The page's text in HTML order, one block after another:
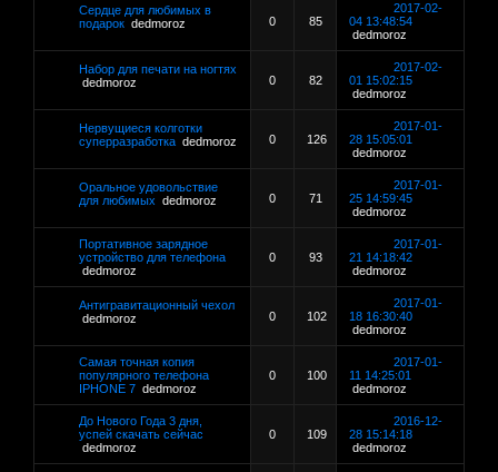
Сердце для любимых в
подарок dedmoroz 0 85
2017-02-
04 13:48:54
dedmoroz
Набор для печати на ногтях
dedmoroz
0 82
2017-02-
01 15:02:15
dedmoroz
Нервущиеся колготки
суперразработка dedmoroz 0 126
2017-01-
28 15:05:01
dedmoroz
Оральное удовольствие
для любимых dedmoroz 0 71
2017-01-
25 14:59:45
dedmoroz
Портативное зарядное
устройство для телефона
dedmoroz
0 93
2017-01-
21 14:18:42
dedmoroz
Антигравитационный чехол
dedmoroz
0 102
2017-01-
18 16:30:40
dedmoroz
Самая точная копия
популярного телефона
IPHONE 7 dedmoroz
0 100
2017-01-
11 14:25:01
dedmoroz
До Нового Года 3 дня,
успей скачать сейчас
dedmoroz
0 109
2016-12-
28 15:14:18
dedmoroz